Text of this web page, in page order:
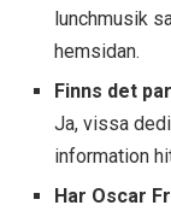
lunchmusik
hemsidan.
Finns det
Ja, vissa
information
Har Oscar